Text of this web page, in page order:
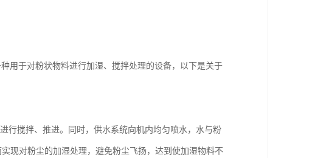
用于对粉状物料进行加湿、搅拌处理的设备，以下是关于
搅拌、推进。同时，供水系统向机内均匀喷水，水与粉
现对粉尘的加湿处理，避免粉尘飞扬，达到使加湿物料不